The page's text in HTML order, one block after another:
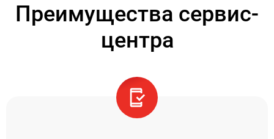
Преимущества сервис-
центра